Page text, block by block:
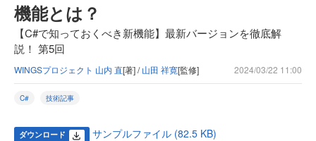
機能とは？
【C#で知っておくべき新機能】最新バージョンを徹底解
説！ 第5回
WINGSプロジェクト 山内 直[著] /山田 祥寛[監修] 2024/03/22 11:00
C# 技術記事
ダウンロード サンプルファイル (82.5 KB)